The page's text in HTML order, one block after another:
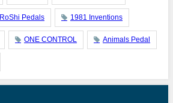
RoShi Pedals 1981 Inventions
ONE CONTROL Animals Pedal